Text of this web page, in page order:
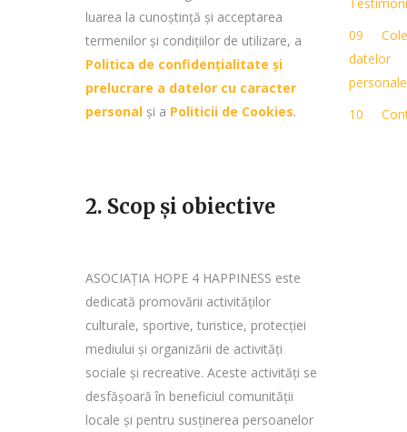
luarea la cunoștință și acceptarea
termenilor și condițiilor de utilizare, a
Politica de confidențialitate și
prelucrare a datelor cu caracter
personal și a Politicii de Cookies.
2. Scop și obiective
ASOCIAȚIA HOPE 4 HAPPINESS este
dedicată promovării activităților
culturale, sportive, turistice, protecției
mediului și organizării de activități
sociale și recreative. Aceste activități se
desfășoară în beneficiul comunității
locale și pentru susținerea persoanelor
datelor
personale